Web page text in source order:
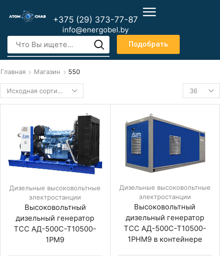
+375 (29) 373-77-87
info@energobel.by
Подобрать
Главная Магазин 550
Дизельные высоковольтные
электростанции
Высоковольтный
дизельный генератор
ТСС АД-500С-Т10500-
1РМ9
Дизельные высоковольтные
электростанции
Высоковольтный
дизельный генератор
ТСС АД-500С-Т10500-
1РНМ9 в контейнере